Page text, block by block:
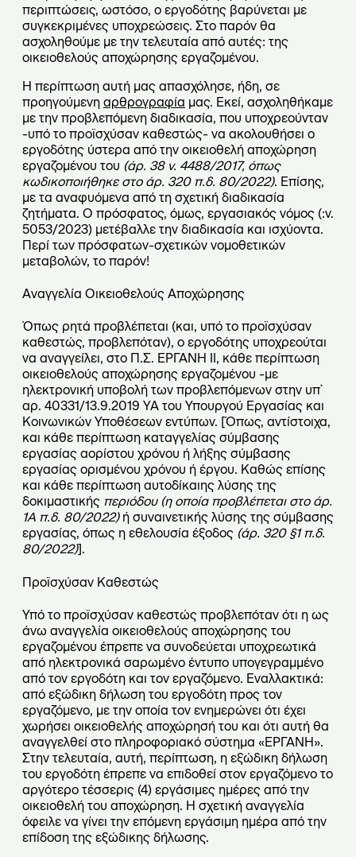
περιπτώσεις, ωστόσο, ο εργοδότης βαρύνεται με
συγκεκριμένες υποχρεώσεις. Στο παρόν θα
ασχοληθούμε με την τελευταία από αυτές: της
οικειοθελούς αποχώρησης εργαζομένου.
Η περίπτωση αυτή μας απασχόλησε, ήδη, σε
προηγούμενη αρθρογραφία μας. Εκεί, ασχοληθήκαμε
με την προβλεπόμενη διαδικασία, που υποχρεούνταν
-υπό το προϊσχύσαν καθεστώς- να ακολουθήσει ο
εργοδότης ύστερα από την οικειοθελή αποχώρηση
εργαζομένου του (άρ. 38 ν. 4488/2017, όπως
κωδικοποιήθηκε στο άρ. 320 π.δ. 80/2022). Επίσης,
με τα αναφυόμενα από τη σχετική διαδικασία
ζητήματα. Ο πρόσφατος, όμως, εργασιακός νόμος (:ν.
5053/2023) μετέβαλλε την διαδικασία και ισχύοντα.
Περί των πρόσφατων-σχετικών νομοθετικών
μεταβολών, το παρόν!
Αναγγελία Οικειοθελούς Αποχώρησης
Όπως ρητά προβλέπεται (και, υπό το προϊσχύσαν
καθεστώς, προβλεπόταν), ο εργοδότης υποχρεούται
να αναγγείλει, στο Π.Σ. ΕΡΓΑΝΗ ΙΙ, κάθε περίπτωση
οικειοθελούς αποχώρησης εργαζομένου -με
ηλεκτρονική υποβολή των προβλεπόμενων στην υπ`
αρ. 40331/13.9.2019 ΥΑ του Υπουργού Εργασίας και
Κοινωνικών Υποθέσεων εντύπων. [Όπως, αντίστοιχα,
και κάθε περίπτωση καταγγελίας σύμβασης
εργασίας αορίστου χρόνου ή λήξης σύμβασης
εργασίας ορισμένου χρόνου ή έργου. Καθώς επίσης
και κάθε περίπτωση αυτοδίκαιης λύσης της
δοκιμαστικής περιόδου (η οποία προβλέπεται στο άρ.
1Α π.δ. 80/2022)ή συναινετικής λύσης της σύμβασης
εργασίας, όπως η εθελουσία έξοδος (άρ. 320 §1 π.δ.
80/2022)].
Προϊσχύσαν Καθεστώς
Υπό το προϊσχύσαν καθεστώς προβλεπόταν ότι η ως
άνω αναγγελία οικειοθελούς αποχώρησης του
εργαζομένου έπρεπε να συνοδεύεται υποχρεωτικά
από ηλεκτρονικά σαρωμένο έντυπο υπογεγραμμένο
από τον εργοδότη και τον εργαζόμενο. Εναλλακτικά:
από εξώδικη δήλωση του εργοδότη προς τον
εργαζόμενο, με την οποία τον ενημερώνει ότι έχει
χωρήσει οικειοθελής αποχώρησή του και ότι αυτή θα
αναγγελθεί στο πληροφοριακό σύστημα «ΕΡΓΑΝΗ».
Στην τελευταία, αυτή, περίπτωση, η εξώδικη δήλωση
του εργοδότη έπρεπε να επιδοθεί στον εργαζόμενο το
αργότερο τέσσερις (4) εργάσιμες ημέρες από την
οικειοθελή του αποχώρηση. Η σχετική αναγγελία
όφειλε να γίνει την επόμενη εργάσιμη ημέρα από την
επίδοση της εξώδικης δήλωσης.